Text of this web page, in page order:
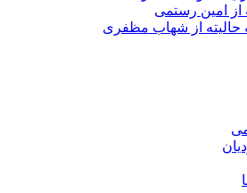
امین رستمی
حالیته از شهاب مظفری